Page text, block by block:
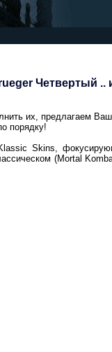
Четвертый ..
их, предлагаем
порядку!
Skins,
(Mortal